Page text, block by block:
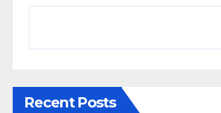
Recent Posts